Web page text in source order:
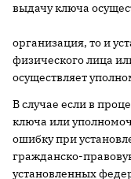
выдачу ключа
организация, то и
физического лица
осуществляет
В случае если в
ключа или
ошибку при
гражданско-
установленных